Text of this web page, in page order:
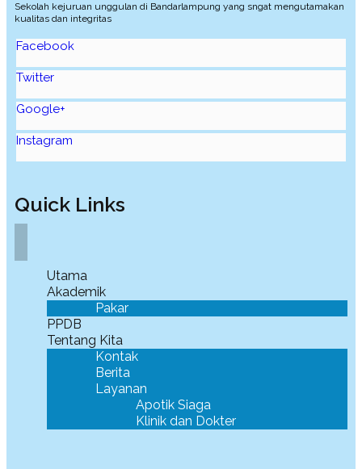
Sekolah kejuruan unggulan di Bandarlampung yang sngat mengutamakan
kualitas dan integritas
Facebook
Twitter
Google+
Instagram
Quick Links
Utama
Akademik
Pakar
PPDB
Tentang Kita
Kontak
Berita
Layanan
Apotik Siaga
Klinik dan Dokter